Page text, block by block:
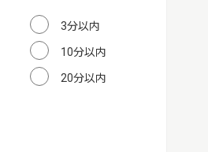
3分以内
10分以内
20分以内